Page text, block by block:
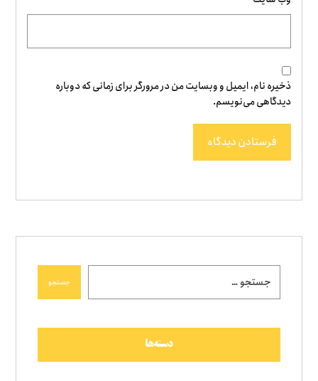
ذخیره نام، ایمیل و وبسایت من در مرورگر برای زمانی که دوباره
دیدگاهی می‌نویسم.
فرستادن دیدگاه
جستجو
دسته‌ها